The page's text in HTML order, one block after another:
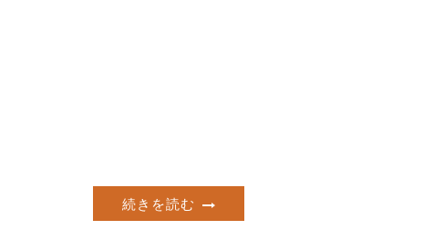
続きを読む